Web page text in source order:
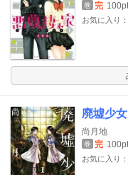
巻 完 100pt
お気に入り
廃墟少
尚月地
巻 完 100pt
お気に入り